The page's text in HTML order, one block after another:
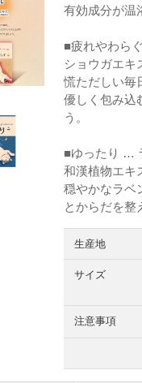
有効成分が温
■疲れやわら
ショウガエキ
慌ただしい毎
優しく包み込
う。
■ゆったり …
和漢植物エキ
穏やかなラベ
とからだを整
生産地
サイズ
注意事項